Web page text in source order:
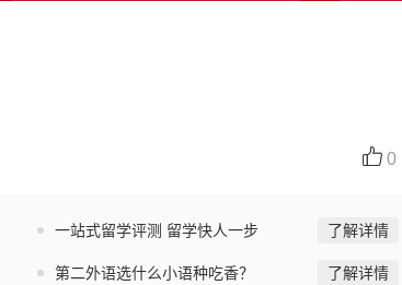
0
一站式留学评测 留学快人一步 了解详情
第二外语选什么小语种吃香？ 了解详情